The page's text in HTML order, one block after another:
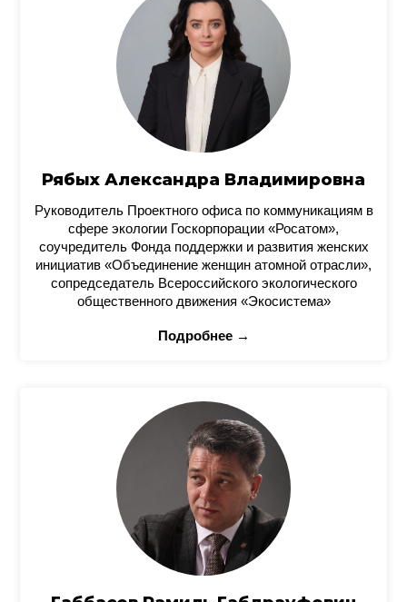
Рябых Александра Владимировна
Руководитель Проектного офиса по коммуникациям в
сфере экологии Госкорпорации «Росатом»,
соучредитель Фонда поддержки и развития женских
инициатив «Объединение женщин атомной отрасли»,
сопредседатель Всероссийского экологического
общественного движения «Экосистема»
Подробнее →